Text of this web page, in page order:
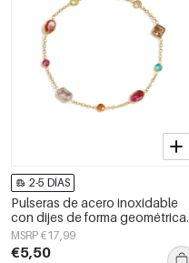
2-5 DÍAS
Pulseras de acero inoxidable
con dijes de forma geométrica,
sencillas, de la serie Daily
Simple, joyería para mujer.
MSRP €17,99
€5,50